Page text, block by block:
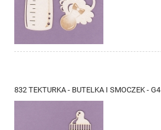
832 TEKTURKA - BUTELKA I SMOCZEK - G4